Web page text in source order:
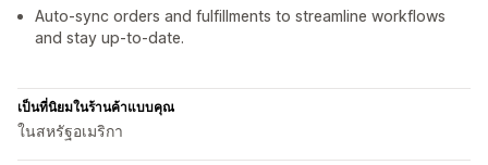
Auto-sync orders and fulfillments to streamline workflows
and stay up-to-date.
เป็นที่นิยมในร้านค้าแบบคุณ
ในสหรัฐอเมริกา